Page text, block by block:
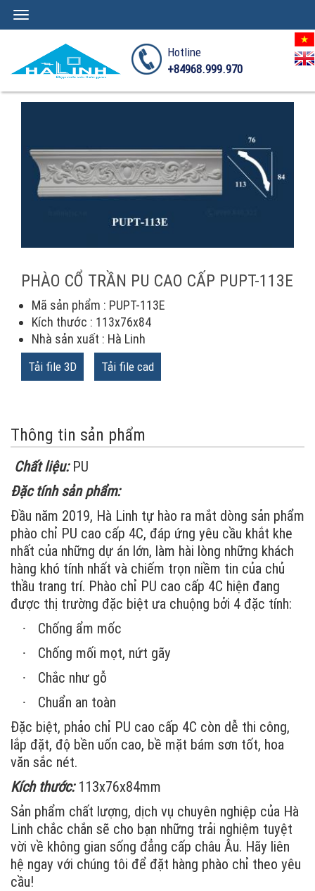
Hotline
+84968.999.970
Toggle
PHÀO CỔ TRẦN PU CAO CẤP PUPT-113E
Mã sản phẩm : PUPT-113E
Kích thước : 113x76x84
Nhà sản xuất : Hà Linh
Tải file 3D Tải file cad
Thông tin sản phẩm
Chất liệu:PU
Đặc tính sản phẩm:
Đầu năm 2019, Hà Linh tự hào ra mắt dòng sản phẩm
phào chỉ PU cao cấp 4C, đáp ứng yêu cầu khắt khe
nhất của những dự án lớn, làm hài lòng những khách
hàng khó tính nhất và chiếm trọn niềm tin của chủ
thầu trang trí. Phào chỉ PU cao cấp 4C hiện đang
được thị trường đặc biệt ưa chuộng bởi 4 đặc tính:
· Chống ẩm mốc
· Chống mối mọt, nứt gãy
· Chắc như gỗ
·
Chuẩn an toàn
Đặc biệt, phảo chỉ PU cao cấp 4C còn dễ thi công,
lắp đặt, độ bền uốn cao, bề mặt bám sơn tốt, hoa
văn sắc nét.
Kích thước:113x76x84mm
Sản phẩm chất lượng, dịch vụ chuyên nghiệp của Hà
Linh chắc chắn sẽ cho bạn những trải nghiệm tuyệt
vời về không gian sống đẳng cấp châu Âu. Hãy liên
hệ ngay với chúng tôi để đặt hàng phào chỉ theo yêu
cầu!